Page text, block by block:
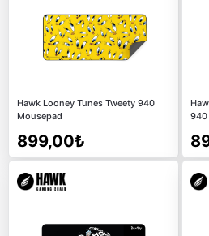
Hawk Looney Tunes Tweety 940
Mousepad
899,00₺
940